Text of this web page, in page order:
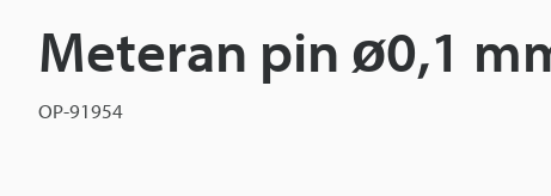
Meteran pin ø0,1
OP-91954